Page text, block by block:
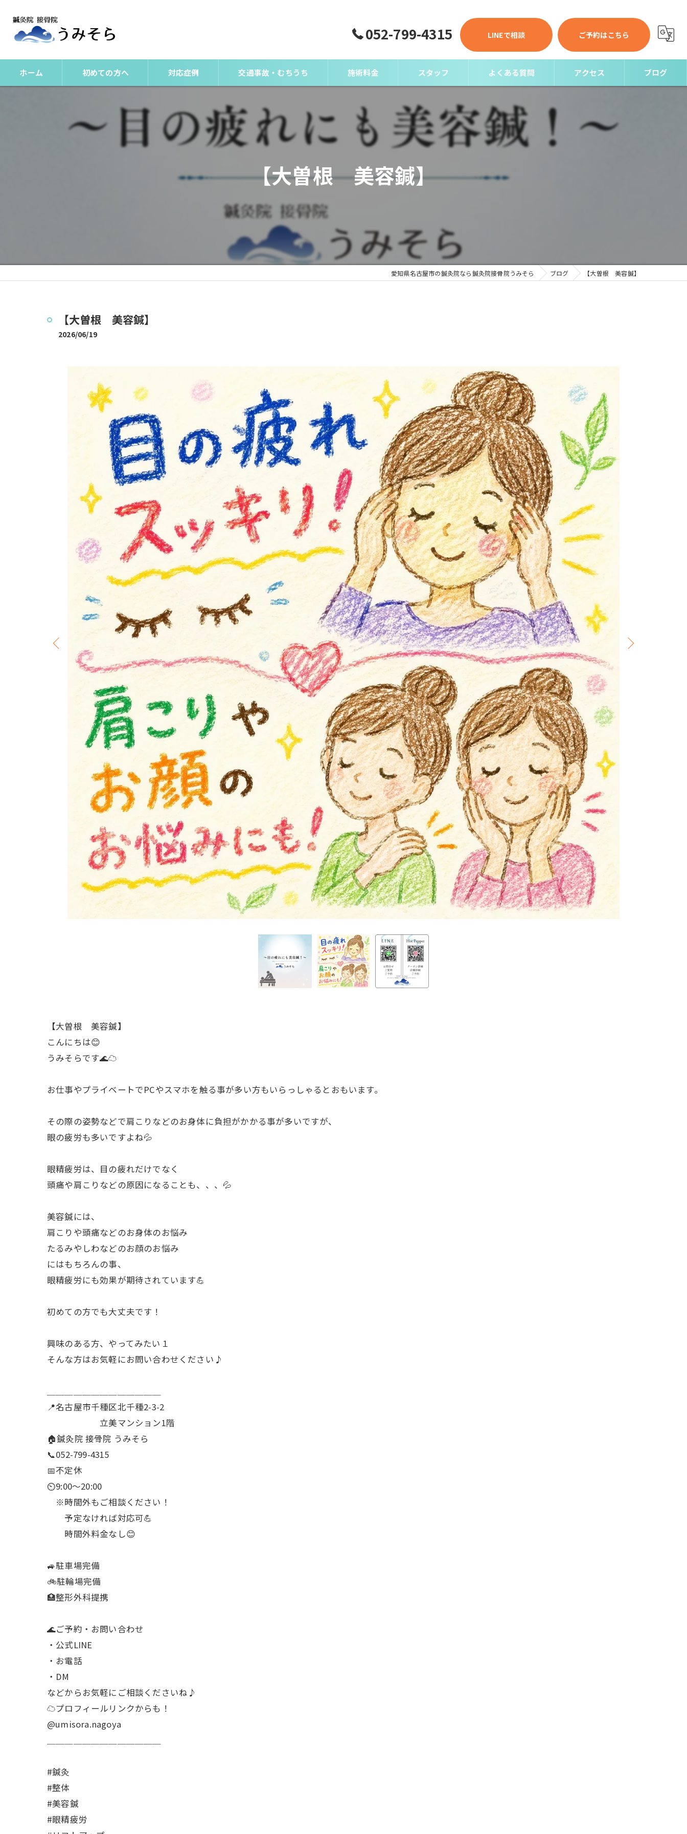
052-799-4315 LINEで相談 ご予約はこちら
ホーム 初めての方へ 対応症例
美容鍼
腰痛（非特異性腰痛）とは？
交通事故・むちうち 施術料金 スタッフ よくある質問 アクセス ブログ
【大曽根 美容鍼】
愛知県名古屋市の鍼灸院なら鍼灸院接骨院うみそら ブログ 【大曽根 美容鍼】
【大曽根 美容鍼】
2026/06/19
【大曽根 美容鍼】
こんにちは😊
うみそらです🌊☁
お仕事やプライベートでPCやスマホを触る事が多い方もいらっしゃるとおもいます。
その際の姿勢などで肩こりなどのお身体に負担がかかる事が多いですが、
眼の疲労も多いですよね💦
眼精疲労は、目の疲れだけでなく
頭痛や肩こりなどの原因になることも、、、💦
美容鍼には、
肩こりや頭痛などのお身体のお悩み
たるみやしわなどのお顔のお悩み
にはもちろんの事、
眼精疲労にも効果が期待されています💪
初めての方でも大丈夫です！
興味のある方、やってみたい１
そんな方はお気軽にお問い合わせください♪
📍名古屋市千種区北千種2-3-2
立美マンション1階
🏠鍼灸院 接骨院 うみそら
📞052-799-4315
📅不定休
⏲9:00～20:00
※時間外もご相談ください！
予定なければ対応可💪
時間外料金なし😊
🚙駐車場完備
🚲駐輪場完備
🏥整形外科提携
🌊ご予約・お問い合わせ
・公式LINE
・お電話
・DM
などからお気軽にご相談くださいね♪
☁プロフィールリンクからも！
@umisora.nagoya
#鍼灸
#整体
#美容鍼
#眼精疲労